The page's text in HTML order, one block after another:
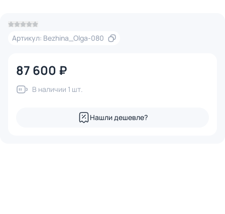
Артикул: Bezhina_Olga-080
87 600 ₽
В наличии 1 шт.
Нашли дешевле?